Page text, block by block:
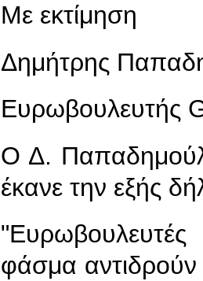
Με εκτίμηση
Δημήτρης
Ευρωβουλευτής
Ο Δ.
έκανε την εξής
φάσμα αντιδρούν